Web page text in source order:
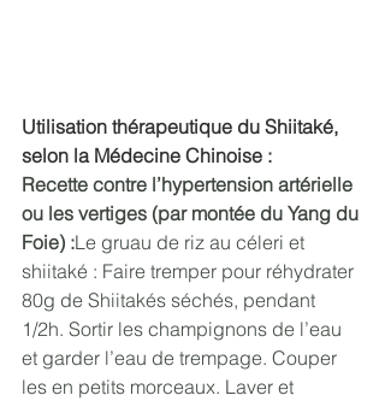
Utilisation thérapeutique du Shiitaké,
selon la Médecine Chinoise :
Recette contre l’hypertension artérielle
ou les vertiges (par montée du Yang du
Foie) :Le gruau de riz au céleri et
shiitaké : Faire tremper pour réhydrater
80g de Shiitakés séchés, pendant
1/2h. Sortir les champignons de l’eau
et garder l’eau de trempage. Couper
les en petits morceaux. Laver et